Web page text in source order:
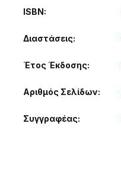
ISBN
Διαστάσεις
Έτος Έκδοσης
Αριθμός Σελίδων
Συγγραφέας